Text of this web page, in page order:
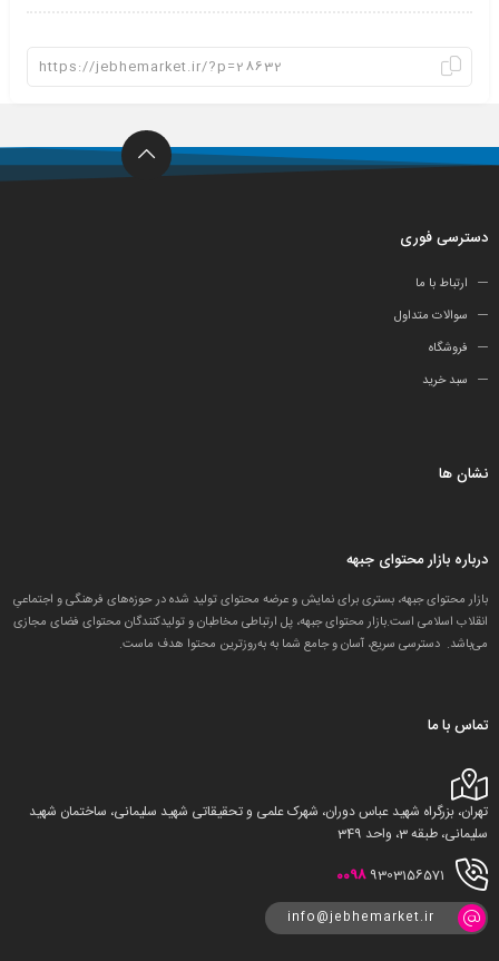
دسترسی فوری
ارتباط با ما
سوالات متداول
فروشگاه
سبد خرید
نشان ها
درباره بازار محتوای جبهه
بازار محتوای جبهه، بستری برای نمایش و عرضه محتوای تولید شده در حوزه‌های فرهنگی و اجتماعیِ
انقلاب اسلامی است.بازار محتوای جبهه، پل ارتباطی مخاطبان و تولید‌کنندگان محتوای فضای مجازی
می‌باشد. دسترسی سریع، آسان و جامع شما به به‌روزترین محتوا هدف ماست.
تماس با ما
تهران، بزرگراه شهید عباس دوران، شهرک علمی و تحقیقاتی شهید سلیمانی، ساختمان شهید
سلیمانی، طبقه 3، واحد 349
0098 9303156571
info@jebhemarket.ir